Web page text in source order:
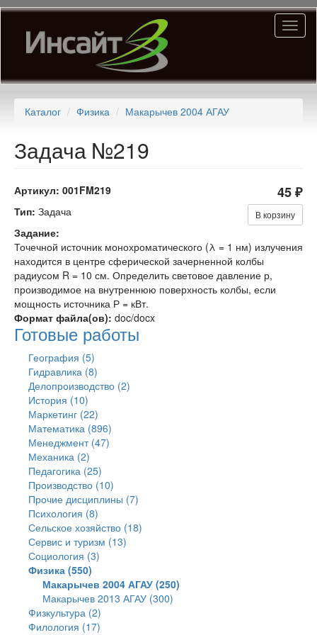
Перейти
основному
содержанию
Каталог Физика Макарычев 2004 АГАУ
Задача №219
Артикул: 001FM219 45 ₽
В корзину
Тип: Задача
Задание:
Точечной источник монохроматического (λ = 1 нм) излучения
находится в центре сферической зачерненной колбы
радиусом R = 10 см. Определить световое давление р,
производимое на внутреннюю поверхность колбы, если
мощность источника Р = кВт.
Формат файла(ов): doc/docx
Готовые работы
География (5)
Гидравлика (8)
Делопроизводство (2)
История (10)
Маркетинг (22)
Математика (896)
Менеджмент (47)
Механика (2)
Педагогика (25)
Производство (10)
Прочие дисциплины (7)
Психология (8)
Сельское хозяйство (18)
Сервис и туризм (13)
Социология (3)
Физика (550)
Макарычев 2004 АГАУ (250)
Макарычев 2013 АГАУ (300)
Физкультура (2)
Филология (17)